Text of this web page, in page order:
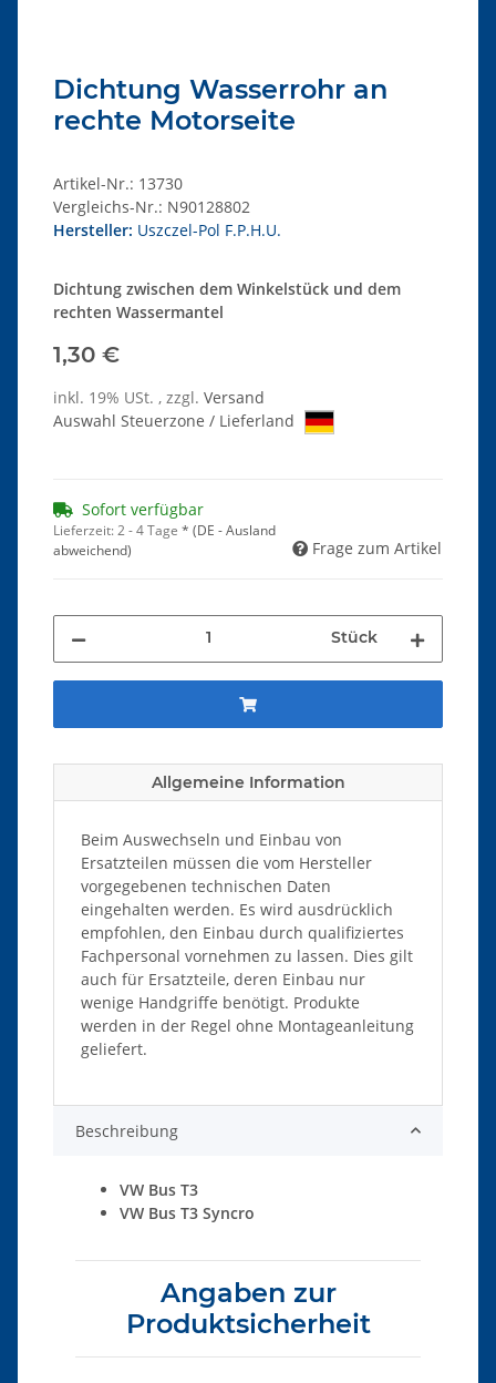
Dichtung Wasserrohr an
rechte Motorseite
Artikel-Nr.: 13730
Vergleichs-Nr.: N90128802
Hersteller: Uszczel-Pol F.P.H.U.
Dichtung zwischen dem Winkelstück und dem
rechten Wassermantel
1,30 €
inkl. 19% USt. , zzgl. Versand
Auswahl Steuerzone / Lieferland
Sofort verfügbar
Lieferzeit:2 - 4 Tage * (DE - Ausland
abweichend)
Frage zum Artikel
Stück
Allgemeine Information
Beim Auswechseln und Einbau von
Ersatzteilen müssen die vom Hersteller
vorgegebenen technischen Daten
eingehalten werden. Es wird ausdrücklich
empfohlen, den Einbau durch qualifiziertes
Fachpersonal vornehmen zu lassen. Dies gilt
auch für Ersatzteile, deren Einbau nur
wenige Handgriffe benötigt. Produkte
werden in der Regel ohne Montageanleitung
geliefert.
Beschreibung
VW Bus T3
VW Bus T3 Syncro
Angaben zur
Produktsicherheit